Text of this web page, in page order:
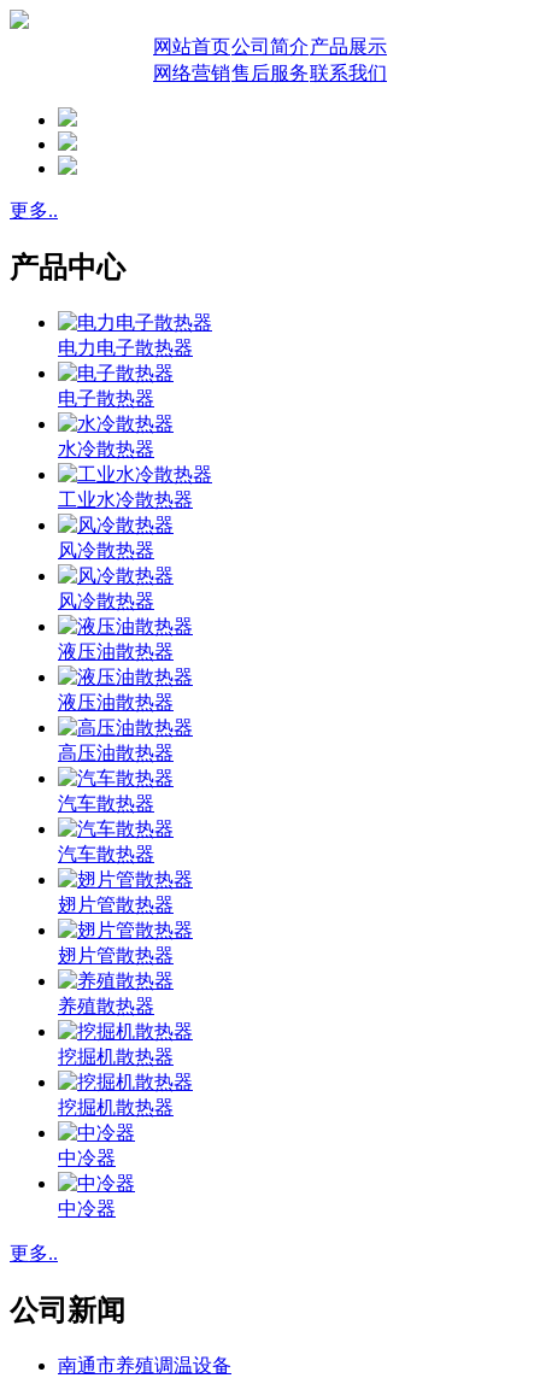
网站首页公司简介产品展示
网络营销售后服务联系我们
更多..
产品中心
电力电子散热器
电子散热器
水冷散热器
工业水冷散热器
风冷散热器
风冷散热器
液压油散热器
液压油散热器
高压油散热器
汽车散热器
汽车散热器
翅片管散热器
翅片管散热器
养殖散热器
挖掘机散热器
挖掘机散热器
中冷器
中冷器
更多..
公司新闻
南通市养殖调温设备